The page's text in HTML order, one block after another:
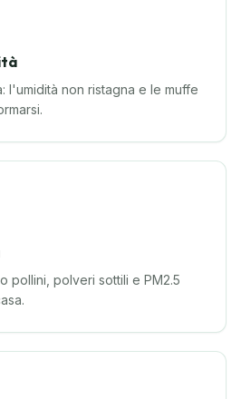
l'umidità non ristagna e le muffe
pollini, polveri sottili e PM2.5